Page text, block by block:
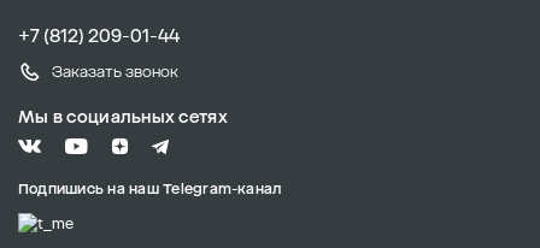
+7 (812) 209-01-44
Заказать звонок
Мы в социальных сетях
Подпишись на наш Telegram-канал